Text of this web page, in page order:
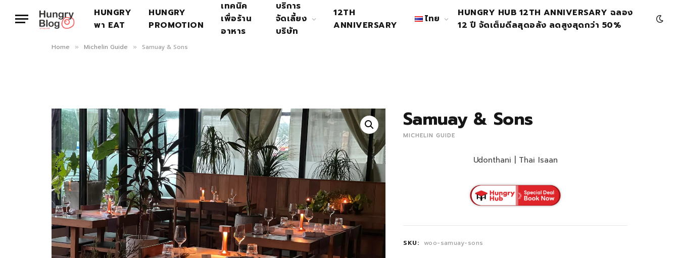
HUNGRY
พา EAT
HUNGRY
PROMOTION
เทคนิค
เพื่อร้าน
อาหาร
บริการ
จัดเลี้ยง
บริษัท
12TH
ANNIVERSARY
ไทย
HUNGRY HUB 12TH ANNIVERSARY ฉลอง
12 ปี จัดเต็มดีลสุดอลัง ลดสูงสุดกว่า 50%
Home » Michelin Guide » Samuay & Sons
Samuay & Sons
MICHELIN GUIDE
Udonthani | Thai Isaan
SKU: woo-samuay-sons